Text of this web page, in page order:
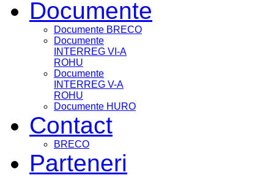
Documente
Documente BRECO
Documente
INTERREG VI-A
ROHU
Documente
INTERREG V-A
ROHU
Documente HURO
Contact
BRECO
Parteneri